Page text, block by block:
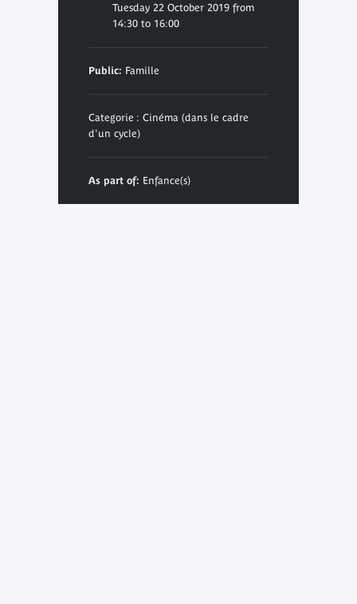
Tuesday 22 October 2019 from
14:30 to 16:00
Public: Famille
Categorie : Cinéma (dans le cadre
d'un cycle)
As part of: Enfance(s)